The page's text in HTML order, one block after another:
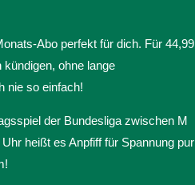
Abo perfekt für dich. Für 44,99
ohne lange
nie so einfach!
der Bundesliga zwischen M
heißt es Anpfiff für Spannung pur